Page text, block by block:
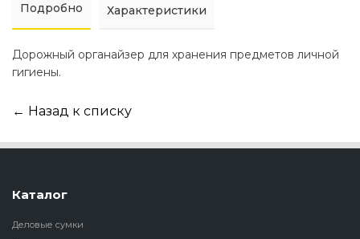
Подробно Характеристики
Дорожный органайзер для хранения предметов личной
гигиены.
← Назад к списку
Каталог
Деловые сумки